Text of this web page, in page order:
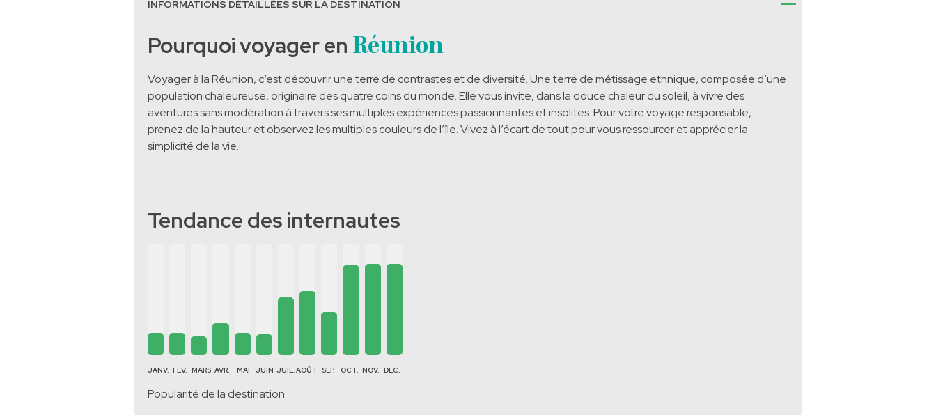
INFORMATIONS DÉTAILLÉES SUR LA DESTINATION
Pourquoi voyager en Réunion
Voyager à la Réunion, c’est découvrir une terre de contrastes et de diversité. Une terre de métissage ethnique, composée d’une
population chaleureuse, originaire des quatre coins du monde. Elle vous invite, dans la douce chaleur du soleil, à vivre des
aventures sans modération à travers ses multiples expériences passionnantes et insolites. Pour votre voyage responsable,
prenez de la hauteur et observez les multiples couleurs de l’île. Vivez à l’écart de tout pour vous ressourcer et apprécier la
simplicité de la vie.
Tendance des internautes
JANV. FEV. MARS AVR. MAI JUIN JUIL.AOÛT SEP. OCT. NOV. DEC.
Popularité de la destination